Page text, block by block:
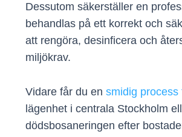
Dessutom säkerställer en
behandlas på ett korrekt och
att rengöra, desinficera och
miljökrav.
Vidare får du en smidig process
lägenhet i centrala Stockholm
dödsbosaneringen efter